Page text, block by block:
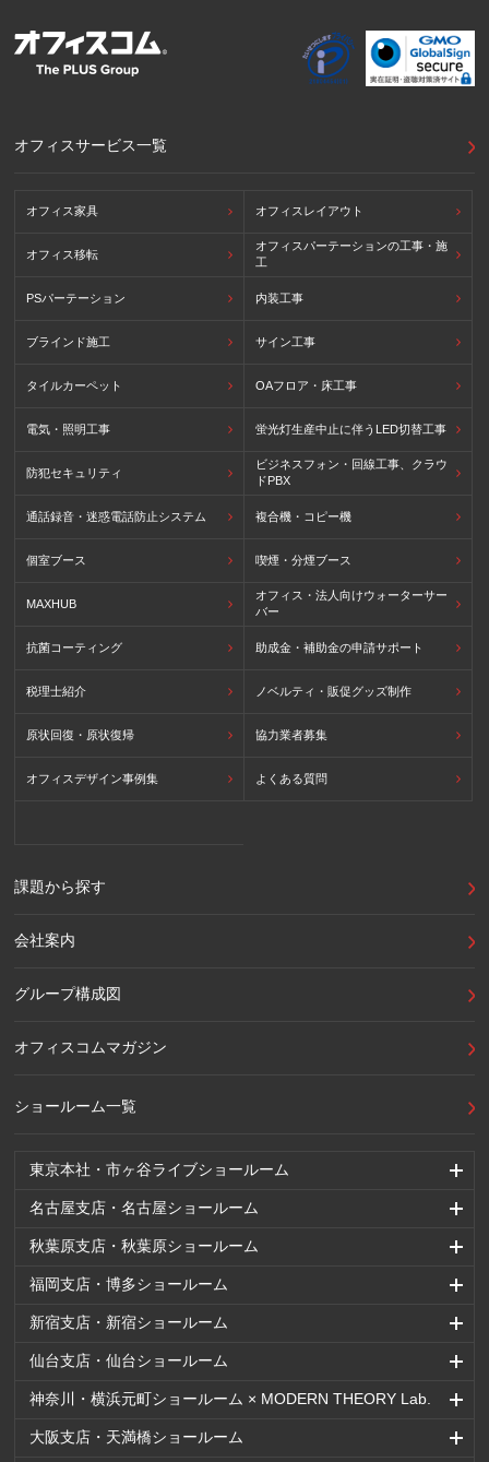
外国における個人情報の保護に関する制度等の詳細は以下を
ご確認下さい。
東京本社・市ヶ谷ライブショールーム
名古屋支店・名古屋ショールーム
秋葉原支店・秋葉原ショールーム
福岡支店・博多ショールーム
新宿支店・新宿ショールーム
仙台支店・仙台ショールーム
神奈川・横浜元町ショールーム × MODERN THEORY Lab.
大阪支店・天満橋ショールーム
オフィスサービス一覧
オフィス家具 オフィスレイアウト
オフィス移転
オフィスパーテーションの工事・施
工
PSパーテーション 内装工事
ブラインド施工 サイン工事
タイルカーペット OAフロア・床工事
電気・照明工事 蛍光灯生産中止に伴うLED切替工事
防犯セキュリティ
ビジネスフォン・回線工事、クラウ
ドPBX
通話録音・迷惑電話防止システム 複合機・コピー機
個室ブース 喫煙・分煙ブース
MAXHUB
オフィス・法人向けウォーターサー
バー
抗菌コーティング 助成金・補助金の申請サポート
税理士紹介 ノベルティ・販促グッズ制作
原状回復・原状復帰 協力業者募集
オフィスデザイン事例集 よくある質問
課題から探す
会社案内
グループ構成図
オフィスコムマガジン
ショールーム一覧